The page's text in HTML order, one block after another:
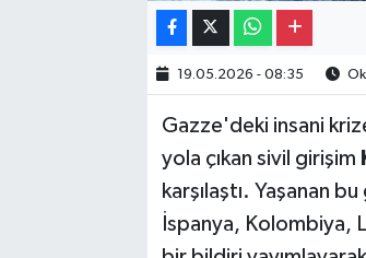
19.05.2026 - 08:35
Gazze'deki insani
yola çıkan sivil girişim
karşılaştı. Yaşanan
İspanya, Kolombiya,